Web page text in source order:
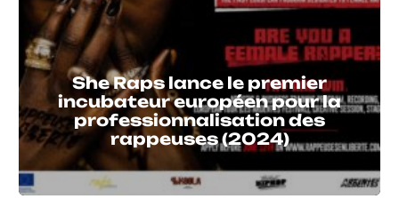
She Raps lance le premier
incubateur européen pour la
professionnalisation des
rappeuses (2024)